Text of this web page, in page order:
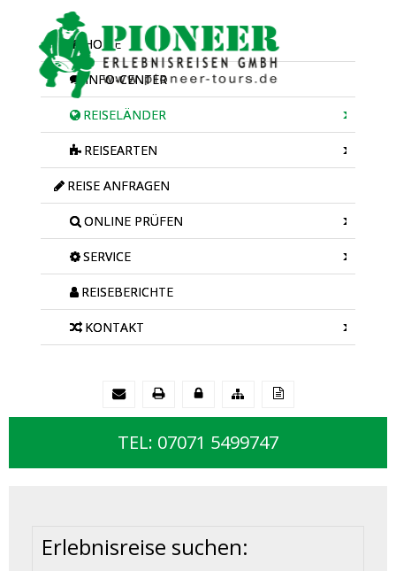
HOME
INFO-CENTER
REISELÄNDER
REISEARTEN
REISE ANFRAGEN
ONLINE PRÜFEN
SERVICE
REISEBERICHTE
KONTAKT
TEL: 07071 5499747
Erlebnisreise suchen: